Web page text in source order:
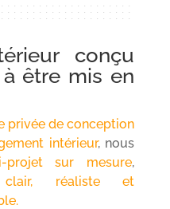
conçu
être mis en
privée de conception
intérieur, nous
projet sur mesure,
clair, réaliste et